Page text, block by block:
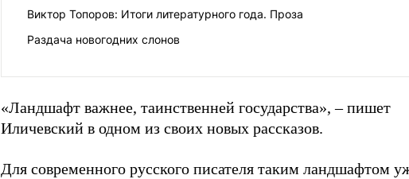
Виктор Топоров: Итоги литературного года. Проза
Раздача новогодних слонов
«Ландшафт важнее, таинственней государства», – пишет
Иличевский в одном из своих новых рассказов.
Для современного русского писателя таким ландшафтом